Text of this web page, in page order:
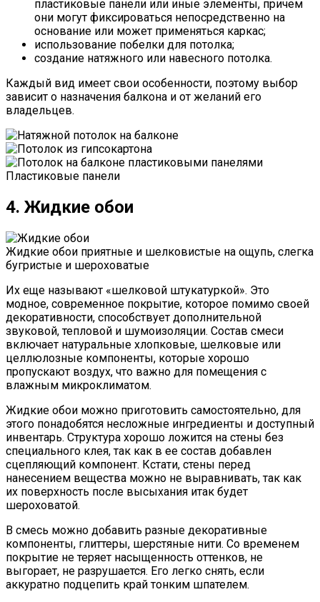
пластиковые панели или иные элементы, причем
они могут фиксироваться непосредственно на
основание или может применяться каркас;
использование побелки для потолка;
создание натяжного или навесного потолка.
Каждый вид имеет свои особенности, поэтому выбор
зависит о назначения балкона и от желаний его
владельцев.
Пластиковые панели
4. Жидкие обои
Жидкие обои приятные и шелковистые на ощупь, слегка
бугристые и шероховатые
Их еще называют «шелковой штукатуркой». Это
модное, современное покрытие, которое помимо своей
декоративности, способствует дополнительной
звуковой, тепловой и шумоизоляции. Состав смеси
включает натуральные хлопковые, шелковые или
целлюлозные компоненты, которые хорошо
пропускают воздух, что важно для помещения с
влажным микроклиматом.
Жидкие обои можно приготовить самостоятельно, для
этого понадобятся несложные ингредиенты и доступный
инвентарь. Структура хорошо ложится на стены без
специального клея, так как в ее состав добавлен
сцепляющий компонент. Кстати, стены перед
нанесением вещества можно не выравнивать, так как
их поверхность после высыхания итак будет
шероховатой.
В смесь можно добавить разные декоративные
компоненты, глиттеры, шерстяные нити. Со временем
покрытие не теряет насыщенность оттенков, не
выгорает, не разрушается. Его легко снять, если
аккуратно подцепить край тонким шпателем.